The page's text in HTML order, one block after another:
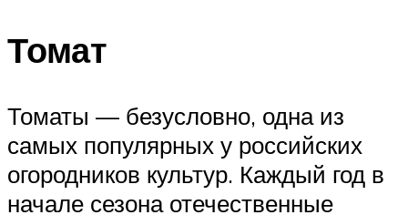
Томат
Томаты — безусловно, одна из
самых популярных у российских
огородников культур. Каждый год в
начале сезона отечественные